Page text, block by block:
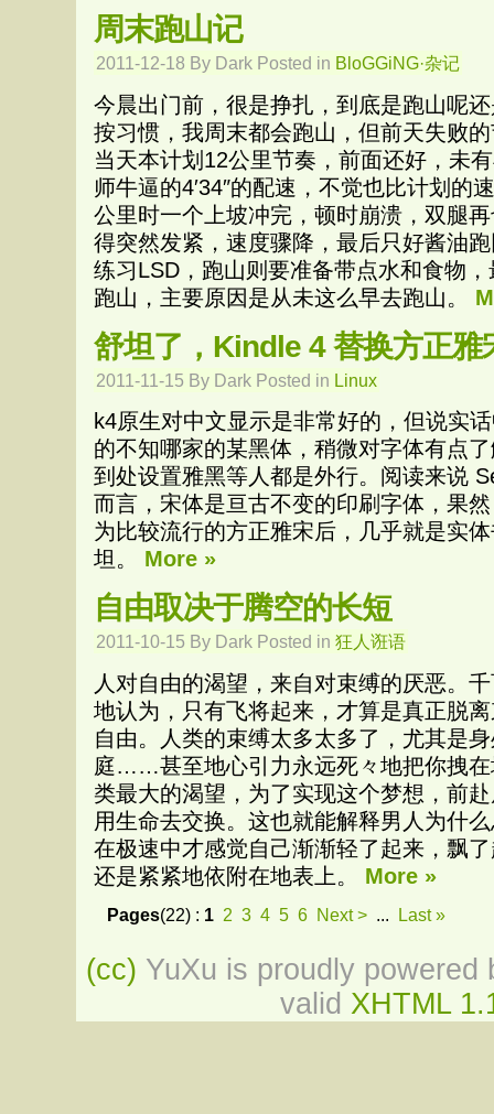
周末跑山记
2011-12-18 By Dark Posted in BloGGiNG·杂记
今晨出门前，很是挣扎，到底是跑山呢
按习惯，我周末都会跑山，但前天失败
当天本计划12公里节奏，前面还好，未
师牛逼的4′34″的配速，不觉也比计划的
公里时一个上坡冲完，顿时崩溃，双腿
得突然发紧，速度骤降，最后只好酱油
练习LSD，跑山则要准备带点水和食物
跑山，主要原因是从未这么早去跑山。
舒坦了，Kindle 4 替换方正雅
2011-11-15 By Dark Posted in Linux
k4原生对中文显示是非常好的，但说实
的不知哪家的某黑体，稍微对字体有点
到处设置雅黑等人都是外行。阅读来说
而言，宋体是亘古不变的印刷字体，果
为比较流行的方正雅宋后，几乎就是实
坦。 More »
自由取决于腾空的长短
2011-10-15 By Dark Posted in狂人诳语
人对自由的渴望，来自对束缚的厌恶。
地认为，只有飞将起来，才算是真正脱
自由。人类的束缚太多太多了，尤其是
庭……甚至地心引力永远死々地把你拽在
类最大的渴望，为了实现这个梦想，前
用生命去交换。这也就能解释男人为什
在极速中才感觉自己渐渐轻了起来，飘
还是紧紧地依附在地表上。 More »
Pages(22) : 1 2 3 4 5 6 Next > ... Last »
(cc) YuXu is proudly
validXHTML